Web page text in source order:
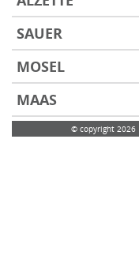
SAUER
MOSEL
MAAS
© copyright